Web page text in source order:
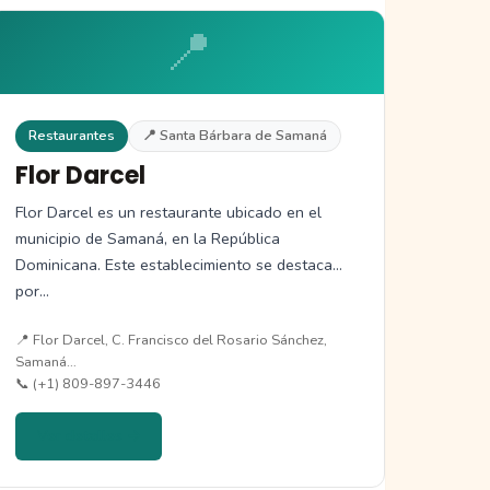
📍
Restaurantes 📍 Santa Bárbara de Samaná
Flor Darcel
Flor Darcel es un restaurante ubicado en el
municipio de Samaná, en la República
Dominicana. Este establecimiento se destaca
por…
📍 Flor Darcel, C. Francisco del Rosario Sánchez,
Samaná…
📞 (+1) 809-897-3446